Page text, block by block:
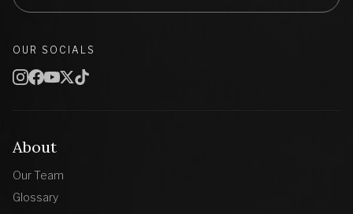
About
Our Team
Glossary
OUR SOCIALS